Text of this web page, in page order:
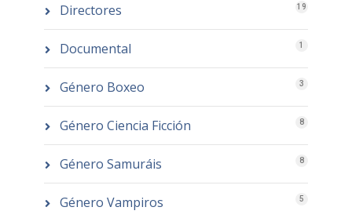
Directores 19
Documental 1
Género Boxeo 3
Género Ciencia Ficción 8
Género Samuráis 8
Género Vampiros 5